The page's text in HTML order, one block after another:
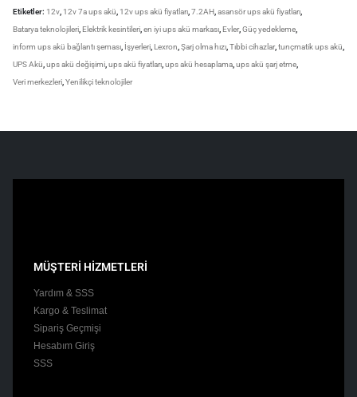
Etiketler: 12v 12v 7a ups akü 12v ups akü fiyatları 7.2AH asansör ups akü fiyatları
Batarya teknolojileri Elektrik kesintileri en iyi ups akü markası Evler, Güç yedekleme
inform ups akü bağlantı şeması İşyerleri Lexron Şarj olma hızı Tıbbi cihazlar, tunçmatik ups akü
UPS Akü ups akü değişimi ups akü fiyatları ups akü hesaplama ups akü şarj etme
Veri merkezleri Yenilikçi teknolojiler
MÜŞTERİ HİZMETLERİ
Yardım & SSS
Kargo & Teslimat
Sipariş Geçmişi
Hesabım Giriş
SSS